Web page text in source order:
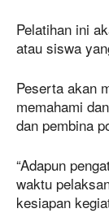
Pelatihan ini
atau siswa
Peserta akan
memahami
dan pembina
“Adapun
waktu
kesiapan